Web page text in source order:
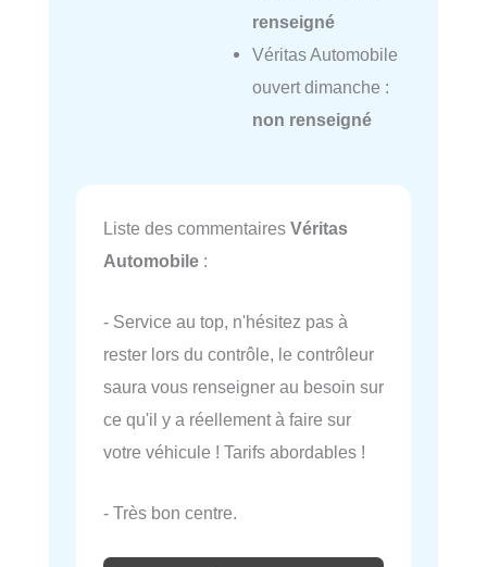
renseigné
Véritas Automobile
ouvert dimanche :
non renseigné
Liste des commentaires Véritas
Automobile :
- Service au top, n'hésitez pas à
rester lors du contrôle, le contrôleur
saura vous renseigner au besoin sur
ce qu'il y a réellement à faire sur
votre véhicule ! Tarifs abordables !
- Très bon centre.